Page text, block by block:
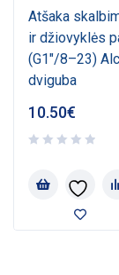
Atšaka
ir džiovyklės
(G1"/8–23)
dviguba
10.50€